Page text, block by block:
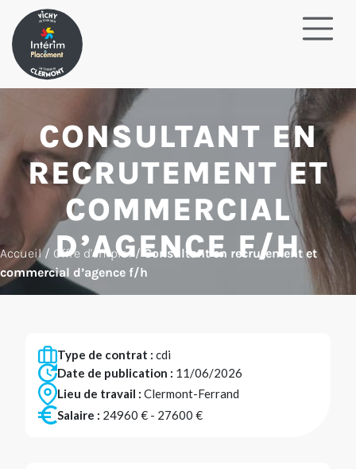
CONSULTANT EN
RECRUTEMENT ET
COMMERCIAL
D’AGENCE F/H
Accueil/ Offre d'emploi/Consultant en recrutement et
commercial d’agence f/h
Type de contrat : cdi
Date de publication : 11/06/2026
Lieu de travail : Clermont-Ferrand
Salaire : 24960 € - 27600 €